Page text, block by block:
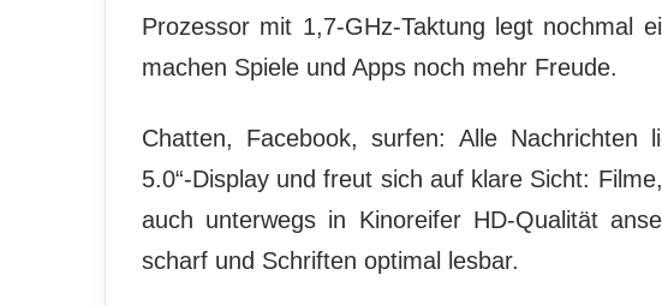
Prozessor mit 1,7-GHz-Taktung legt nochmal
machen Spiele und Apps noch mehr Freude.
Chatten, Facebook, surfen: Alle Nachrichten
5.0“-Display und freut sich auf klare Sicht:
auch unterwegs in Kinoreifer HD-Qualität
scharf und Schriften optimal lesbar.